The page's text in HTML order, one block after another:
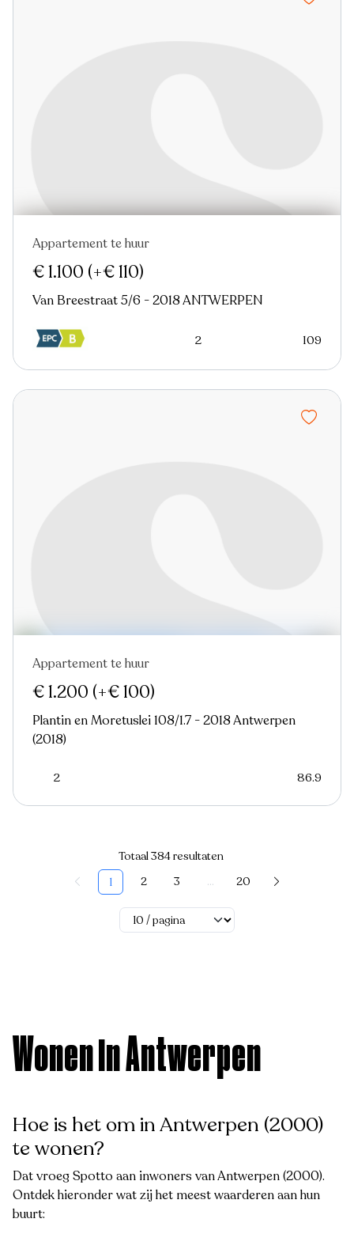
Nieuw
Appartement te huur
€ 1.100 (+€ 110)
Van Breestraat 5/6 - 2018 ANTWERPEN
2 109
Nieuw
Appartement te huur
€ 1.200 (+€ 100)
Plantin en Moretuslei 108/1.7 - 2018 Antwerpen
(2018)
2 86.9
Totaal 384 resultaten
1
2 3 ... 20
Wonen in Antwerpen
Hoe is het om in Antwerpen (2000)
te wonen?
Dat vroeg Spotto aan inwoners van Antwerpen (2000).
Ontdek hieronder wat zij het meest waarderen aan hun
buurt: